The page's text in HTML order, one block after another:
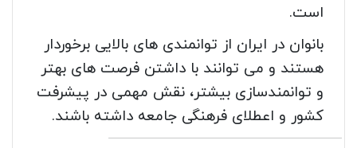
است.
بانوان در ایران از توانمندی های بالایی برخوردار
هستند و می توانند با داشتن فرصت های بهتر
و توانمندسازی بیشتر، نقش مهمی در پیشرفت
کشور و اعطلای فرهنگی جامعه داشته باشند.